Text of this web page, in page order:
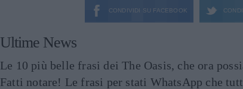
CONDIVIDI SU FACEBOOK
Ultime News
Le 10 più belle frasi dei The Oasis, che ora
Fatti notare! Le frasi per stati WhatsApp che